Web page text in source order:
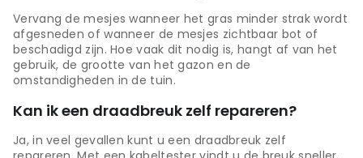
Vervang de mesjes wanneer het gras minder strak wordt
afgesneden of wanneer de mesjes zichtbaar bot of
beschadigd zijn. Hoe vaak dit nodig is, hangt af van het
gebruik, de grootte van het gazon en de
omstandigheden in de tuin.
Kan ik een draadbreuk zelf repareren?
Ja, in veel gevallen kunt u een draadbreuk zelf